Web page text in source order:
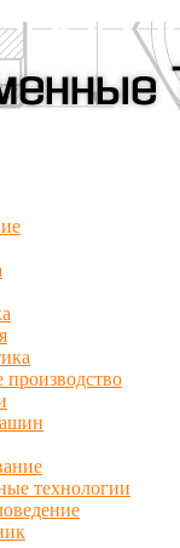
производство
технологии